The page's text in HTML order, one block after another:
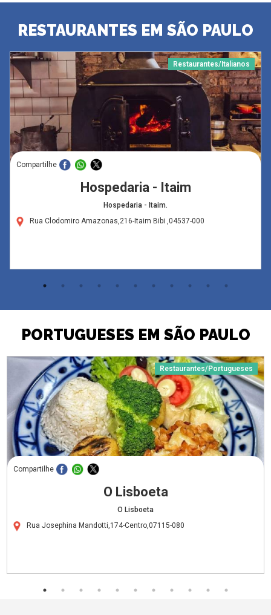
RESTAURANTES EM SÃO PAULO
Restaurantes/Italianos
Compartilhe
Hospedaria - Itaim
Hospedaria - Itaim.
Rua Clodomiro Amazonas,216-Itaim Bibi ,04537-000
PORTUGUESES EM SÃO PAULO
Restaurantes/Portugueses
Compartilhe
O Lisboeta
O Lisboeta
Rua Josephina Mandotti,174-Centro,07115-080